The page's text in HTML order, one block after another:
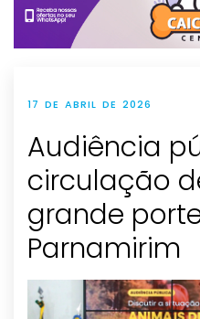
17 DE ABRIL DE 2026
Audiência
circulação
grande
Parnamirim